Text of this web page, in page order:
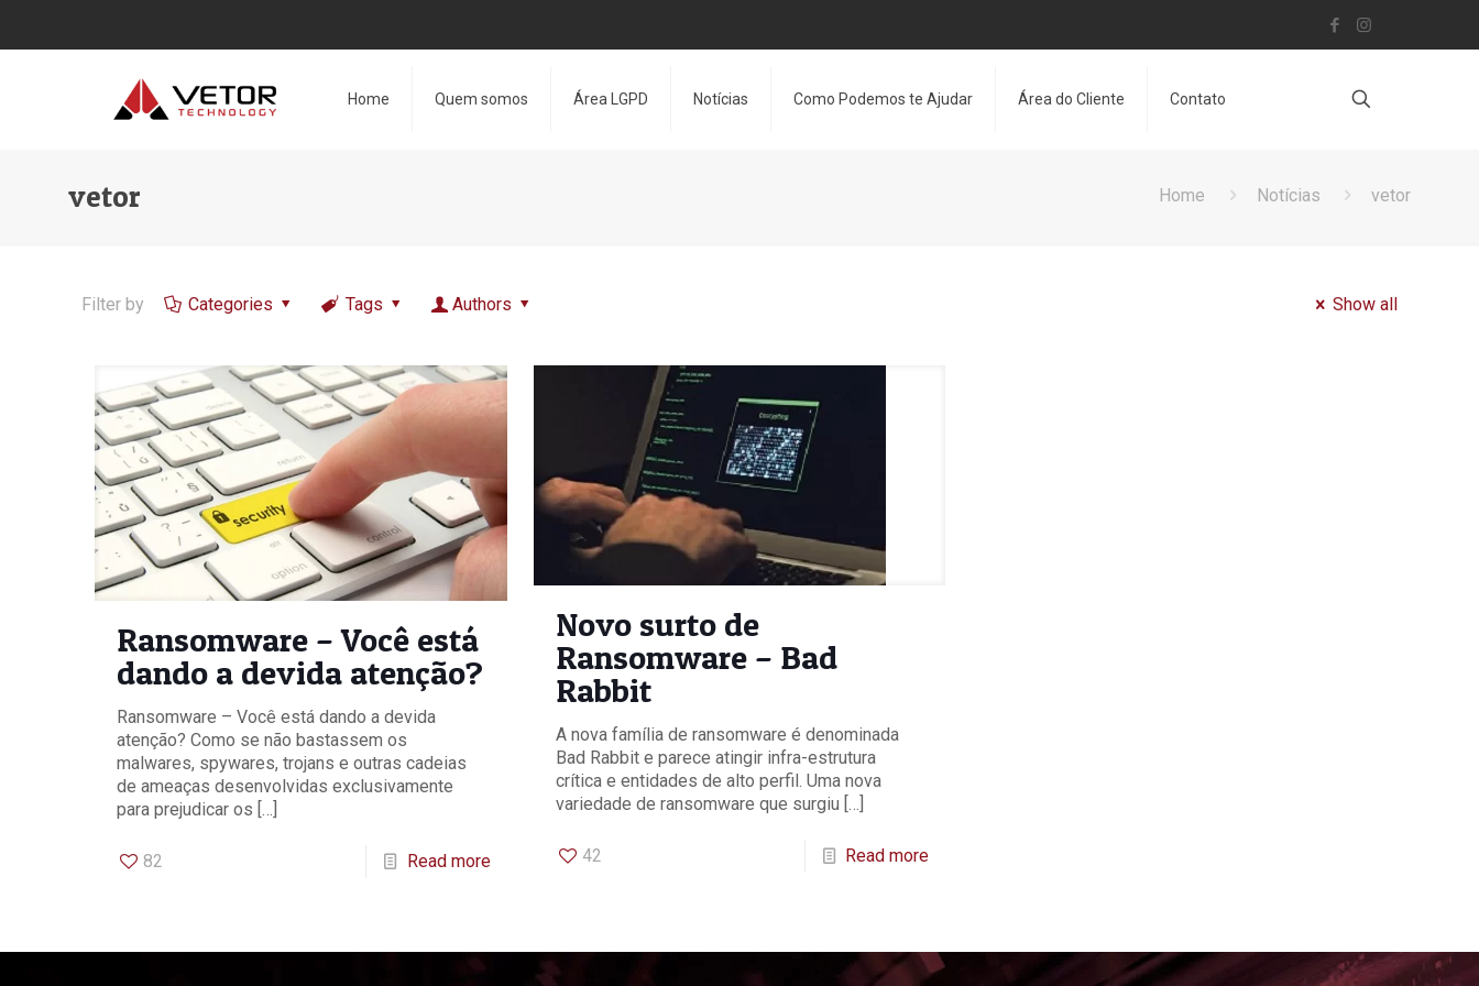
Home Quem somos Área LGPD Notícias Como Podemos te Ajudar Área do Cliente Contato
vetor Home Notícias vetor
Filter by Categories Tags Authors Show all
Ransomware – Você está
dando a devida atenção?
Ransomware – Você está dando a devida
atenção? Como se não bastassem os
malwares, spywares, trojans e outras cadeias
de ameaças desenvolvidas exclusivamente
para prejudicar os […]
82 Read more
Novo surto de
Ransomware – Bad
Rabbit
A nova família de ransomware é denominada
Bad Rabbit e parece atingir infra-estrutura
crítica e entidades de alto perfil. Uma nova
variedade de ransomware que surgiu […]
42 Read more